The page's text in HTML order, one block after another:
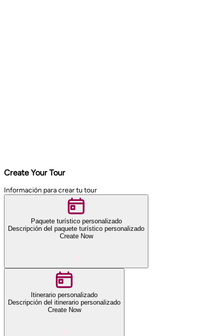
Create Your Tour
Información para crear tu tour
Paquete turístico personalizado
Descripción del paquete turístico personalizado
Create Now
Itinerario personalizado
Descripción del itinerario personalizado
Create Now